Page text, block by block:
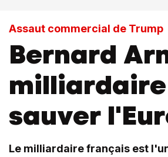
Assaut commercial de Trump
Bernard
sauver
Le milliardaire français est